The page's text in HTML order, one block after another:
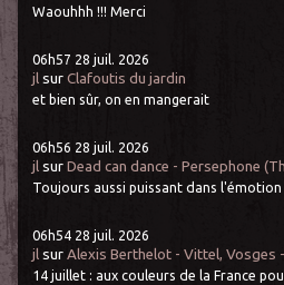
Waouhhh !!! Merci
06h57 28 juil. 2026
jl surClafoutis du jardin
et bien sûr, on en mangerait
06h56 28 juil. 2026
jl surDead can dance - Persephone
Toujours aussi puissant dans l'émotion
06h54 28 juil. 2026
jl surAlexis Berthelot - Vittel, Vosges
14 juillet : aux couleurs de la France